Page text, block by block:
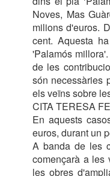
Noves, Mas
milions d'euros.
cent. Aquesta
'Palamós
de les
són necessàries
els veïns sobre
CITA TERESA
En aquests
euros, durant un
A banda de les
començarà a les
les obres